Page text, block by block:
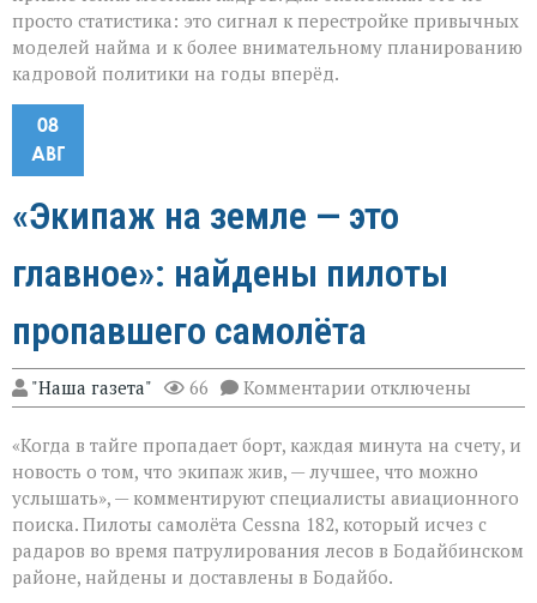
просто статистика: это сигнал к перестройке привычных
моделей найма и к более внимательному планированию
кадровой политики на годы вперёд.
08
АВГ
«Экипаж на земле — это
главное»: найдены пилоты
пропавшего самолёта
"Наша газета" 66 Комментарии к
записи
на
земле — это
главное»:
найдены
пилоты
пропавшего
самолёта
отключены
«Когда в тайге пропадает борт, каждая минута на счету, и
новость о том, что экипаж жив, — лучшее, что можно
услышать», — комментируют специалисты авиационного
поиска. Пилоты самолёта Cessna 182, который исчез с
радаров во время патрулирования лесов в Бодайбинском
районе, найдены и доставлены в Бодайбо.